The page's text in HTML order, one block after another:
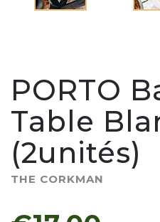
PORTO
Table
(2unités)
THE CORKMAN